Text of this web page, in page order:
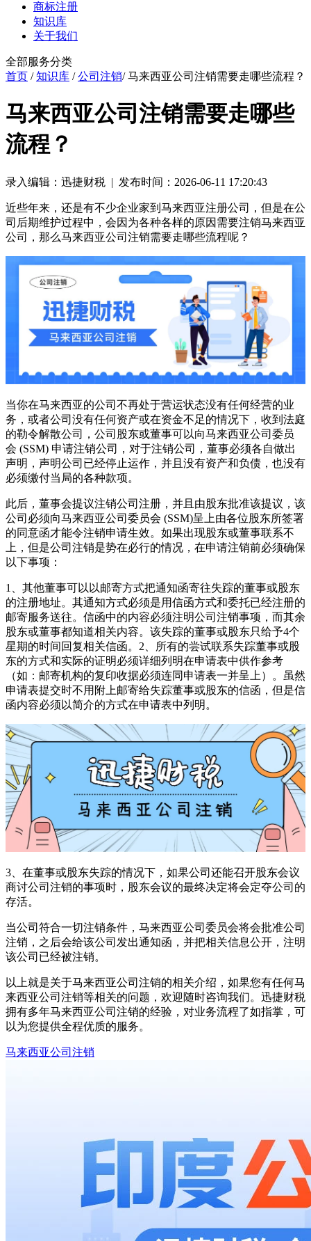
商标注册
知识库
关于我们
全部服务分类
首页 /知识库 /公司注销/ 马来西亚公司注销需要走哪些流程？
马来西亚公司注销需要走哪些
流程？
录入编辑：迅捷财税 | 发布时间：2026-06-11 17:20:43
近些年来，还是有不少企业家到马来西亚注册公司，但是在公
司后期维护过程中，会因为各种各样的原因需要注销马来西亚
公司，那么马来西亚公司注销需要走哪些流程呢？
当你在马来西亚的公司不再处于营运状态没有任何经营的业
务，或者公司没有任何资产或在资金不足的情况下，收到法庭
的勒令解散公司，公司股东或董事可以向马来西亚公司委员
会 (SSM) 申请注销公司，对于注销公司，董事必须各自做出
声明，声明公司已经停止运作，并且没有资产和负债，也没有
必须缴付当局的各种款项。
此后，董事会提议注销公司注册，并且由股东批准该提议，该
公司必须向马来西亚公司委员会 (SSM)呈上由各位股东所签署
的同意函才能令注销申请生效。如果出现股东或董事联系不
上，但是公司注销是势在必行的情况，在申请注销前必须确保
以下事项：
1、其他董事可以以邮寄方式把通知函寄往失踪的董事或股东
的注册地址。其通知方式必须是用信函方式和委托已经注册的
邮寄服务送往。信函中的内容必须注明公司注销事项，而其余
股东或董事都知道相关内容。该失踪的董事或股东只给予4个
星期的时间回复相关信函。2、所有的尝试联系失踪董事或股
东的方式和实际的证明必须详细列明在申请表中供作参考
（如：邮寄机构的复印收据必须连同申请表一并呈上）。虽然
申请表提交时不用附上邮寄给失踪董事或股东的信函，但是信
函内容必须以简介的方式在申请表中列明。
3、在董事或股东失踪的情况下，如果公司还能召开股东会议
商讨公司注销的事项时，股东会议的最终决定将会定夺公司的
存活。
当公司符合一切注销条件，马来西亚公司委员会将会批准公司
注销，之后会给该公司发出通知函，并把相关信息公开，注明
该公司已经被注销。
以上就是关于马来西亚公司注销的相关介绍，如果您有任何马
来西亚公司注销等相关的问题，欢迎随时咨询我们。迅捷财税
拥有多年马来西亚公司注销的经验，对业务流程了如指掌，可
以为您提供全程优质的服务。
马来西亚公司注销